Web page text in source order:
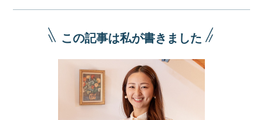
この記事は私が書きました